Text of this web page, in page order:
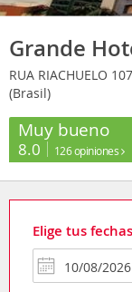
Grande
RUA RIACHUELO
(Brasil)
Muy bueno
8.0 126 opiniones
Elige tus fechas